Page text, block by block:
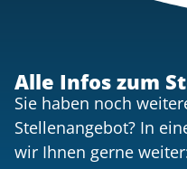
Alle Infos zum
Sie haben noch
Stellenangebot? In
wir Ihnen gerne